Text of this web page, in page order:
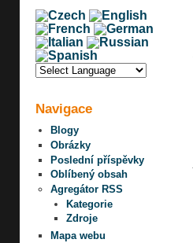
Navigace
Blogy
Obrázky
Poslední příspěvky
Oblíbený obsah
Agregátor RSS
Kategorie
Zdroje
Mapa webu